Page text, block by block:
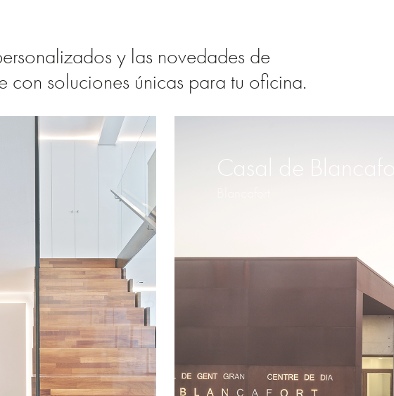
y las novedades de
con soluciones únicas para tu oficina.
Casal de Blancafort